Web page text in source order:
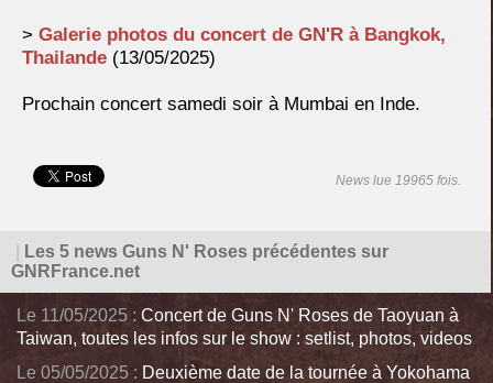
> Galerie photos du concert de GN'R à Bangkok,
Thailande (13/05/2025)
Prochain concert samedi soir à Mumbai en Inde.
News lue 19965 fois.
Les 5 news Guns N' Roses précédentes sur
GNRFrance.net
Le 11/05/2025 : Concert de Guns N' Roses de Taoyuan à
Taiwan, toutes les infos sur le show : setlist, photos, videos
Le 05/05/2025 : Deuxième date de la tournée à Yokohama